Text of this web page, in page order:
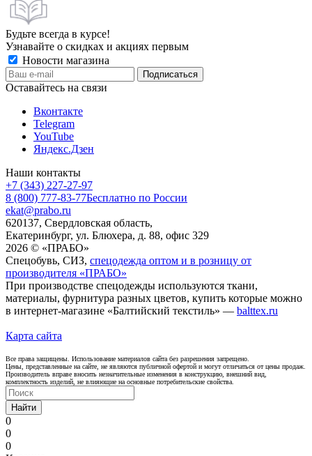
Будьте всегда в курсе!
Узнавайте о скидках и акциях первым
Новости магазина
Оставайтесь на связи
Вконтакте
Telegram
YouTube
Яндекс.Дзен
Наши контакты
+7 (343) 227-27-97
8 (800) 777-83-77Бесплатно по России
ekat@prabo.ru
620137, Свердловская область,
Екатеринбург, ул. Блюхера, д. 88, офис 329
2026 © «ПРАБО»
Спецобувь, СИЗ, спецодежда оптом и в розницу от
производителя «ПРАБО»
При производстве спецодежды используются ткани,
материалы, фурнитура разных цветов, купить которые можно
в интернет-магазине «Балтийский текстиль» — balttex.ru
Карта сайта
Все права защищены. Использование материалов сайта без разрешения запрещено.
Цены, представленные на сайте, не являются публичной офертой и могут отличаться от цены продаж.
Производитель вправе вносить незначительные изменения в конструкцию, внешний вид,
комплектность изделий, не влияющие на основные потребительские свойства.
Найти
0
0
0